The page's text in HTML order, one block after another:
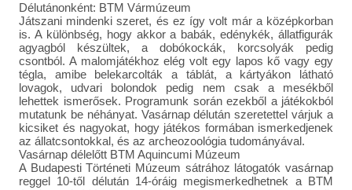
Délutánonként: BTM Vármúzeum
Játszani mindenki szeret, és ez így volt már a középkorban
is. A különbség, hogy akkor a babák, edénykék, állatfigurák
agyagból készültek, a dobókockák, korcsolyák pedig
csontból. A malomjátékhoz elég volt egy lapos kő vagy egy
tégla, amibe belekarcolták a táblát, a kártyákon látható
lovagok, udvari bolondok pedig nem csak a mesékből
lehettek ismerősek. Programunk során ezekből a játékokból
mutatunk be néhányat. Vasárnap délután szeretettel várjuk a
kicsiket és nagyokat, hogy játékos formában ismerkedjenek
az állatcsontokkal, és az archeozoológia tudományával.
Vasárnap délelőtt BTM Aquincumi Múzeum
A Budapesti Történeti Múzeum sátrához látogatók vasárnap
reggel 10-től délután 14-óráig megismerkedhetnek a BTM